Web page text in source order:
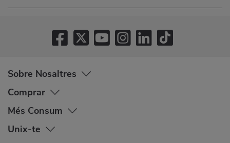
Sobre Nosaltres
Comprar
Més Consum
Unix-te